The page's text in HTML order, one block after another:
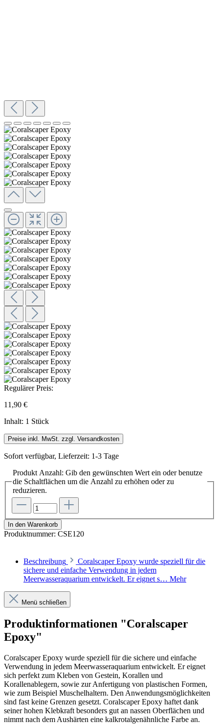
Regulärer Preis:
11,90 €
Inhalt: 1 Stück
Preise inkl. MwSt. zzgl. Versandkosten
Sofort verfügbar, Lieferzeit: 1-3 Tage
Produkt Anzahl: Gib den gewünschten Wert ein oder benutze
die Schaltflächen um die Anzahl zu erhöhen oder zu
reduzieren.
In den Warenkorb
Produktnummer: CSE120
Beschreibung
Coralscaper Epoxy wurde speziell für die
sichere und einfache Verwendung in jedem
Meerwasseraquarium entwickelt. Er eignet s… Mehr
Menü schließen
Produktinformationen "Coralscaper
Epoxy"
Coralscaper Epoxy wurde speziell für die sichere und einfache
Verwendung in jedem Meerwasseraquarium entwickelt. Er eignet
sich perfekt zum Kleben von Gestein, Korallen und
Korallenablegern, sowie zur Anfertigung von plastischen Formen,
wie zum Beispiel Muschelhaltern. Den Anwendungsmöglichkeiten
sind fast keine Grenzen gesetzt. Coralscaper Epoxy haftet dank
seiner hohen Klebkraft besonders gut an nassen Oberflächen und
nimmt nach dem Aushärten eine kalkrotalgenähnliche Farbe an.